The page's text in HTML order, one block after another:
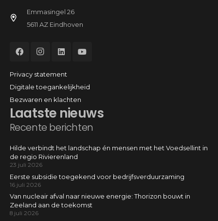
Laatste nieuws
Recente berichten
Hilde verbindt het landschap én mensen met het Voedsellint in
de regio Rivierenland
23 juli 2026
Eerste subsidie toegekend voor bedrijfsverduurzaming
16 juli 2026
Van nucleair afval naar nieuwe energie: Thorizon bouwt in
Zeeland aan de toekomst
8 juli 2026
Emmasingel 26
5611 AZ Eindhoven
Privacy statement
Digitale toegankelijkheid
Bezwaren en klachten